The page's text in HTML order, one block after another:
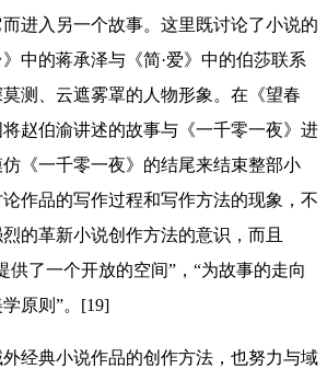
进入另一个故事。这里既讨论了小说的
中的蒋承泽与《简·爱》中的伯莎联系
测、云遮雾罩的人物形象。在《望春
赵伯渝讲述的故事与《一千零一夜》进
《一千零一夜》的结尾来结束整部小
作品的写作过程和写作方法的现象，不
的革新小说创作方法的意识，而且
供了一个开放的空间”，“为故事的走向
原则”。[19]
典小说作品的创作方法，也努力与域